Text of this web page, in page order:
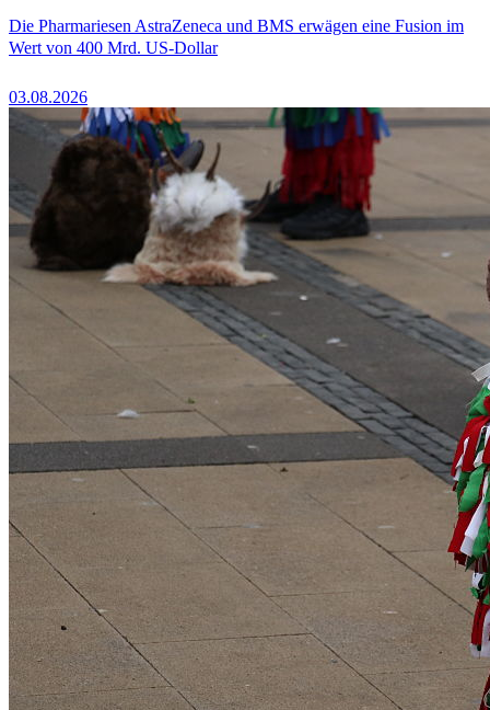
Die Pharmariesen AstraZeneca und BMS erwägen eine Fusion im
Wert von 400 Mrd. US-Dollar
03.08.2026